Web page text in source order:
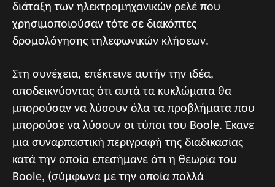
διάταξη των ηλεκτρομηχανικών ρελέ που
χρησιμοποιούσαν τότε σε διακόπτες
δρομολόγησης τηλεφωνικών κλήσεων.
Στη συνέχεια, επέκτεινε αυτήν την ιδέα,
αποδεικνύοντας ότι αυτά τα κυκλώματα θα
μπορούσαν να λύσουν όλα τα προβλήματα που
μπορούσε να λύσουν οι τύποι του Boole. Έκανε
μια συναρπαστική περιγραφή της διαδικασίας
κατά την οποία επεσήμανε ότι η θεωρία του
Boole, (σύμφωνα με την οποία πολλά